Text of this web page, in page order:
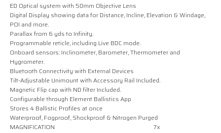
ED Optical system with 50mm Objective Lens
Digital Display showing data for Distance, Incline, Elevation & Windage,
POI and more.
Parallax from 6 yds to Infinity.
Programmable reticle, including Live BDC mode.
Onboard sensors: Inclinometer, Barometer, Thermometer and
Hygrometer.
Bluetooth Connectivity with External Devices
Tilt-Adjustable Unimount with Accessory Rail Included.
Magnetic Flip cap with ND filter Included.
Configurable through Element Ballistics App
Stores 4 Ballistic Profiles at once
Waterproof, Fogproof, Shockproof & Nitrogen Purged
MAGNIFICATION
7x